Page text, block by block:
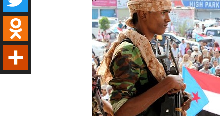
Twitter
Odnoklassniki